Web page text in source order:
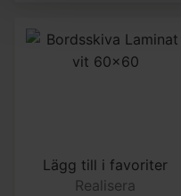
Lägg till i favoriter
Realisera